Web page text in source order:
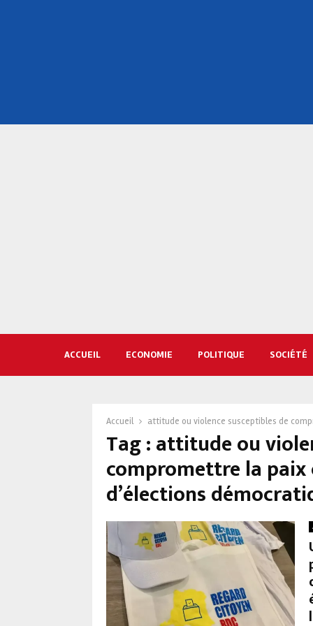
ACCUEIL ECONOMIE POLITIQUE SOCIÉTÉ
Accueil attitude ou violence susceptibles de
Tag : attitude ou
compromettre la paix
d’élections